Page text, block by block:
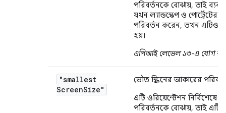
পরিবর্তনকে বোঝায়, তাই
যখন ল্যান্ডস্কেপ ও পোর্ট্রেটের
পরিবর্তন করেন, তখন এটিও
হয়।
এপিআই লেভেল ১৩-এ যোগ
"smallest
ScreenSize"
ভৌত স্ক্রিনের আকারের
এটি ওরিয়েন্টেশন নির্বিশেষে
পরিবর্তনকে বোঝায়, তাই এটি